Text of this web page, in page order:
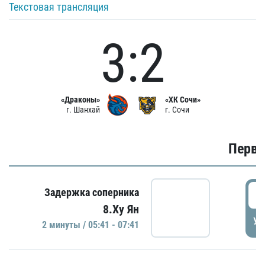
Текстовая трансляция
«Драконы»
г. Шанхай
3:2
«ХК Сочи»
г. Сочи
Задержка соперника
8.Ху Ян
2 минуты / 05:41 - 07:41